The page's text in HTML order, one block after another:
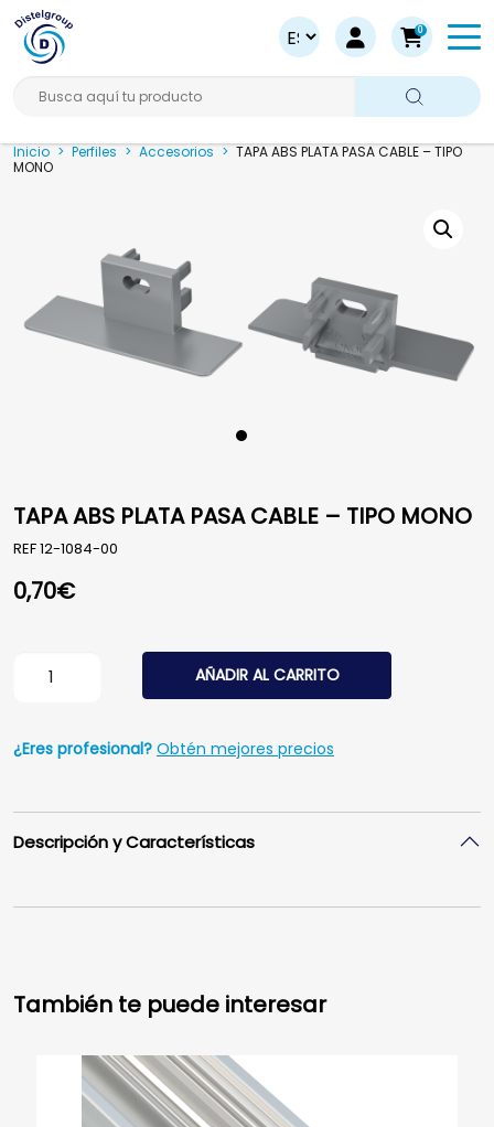
0
Busca aquí tu producto
Inicio > Perfiles > Accesorios > TAPA ABS PLATA PASA CABLE – TIPO
MONO
TAPA ABS PLATA PASA CABLE – TIPO MONO
REF12-1084-00
0,70€
TAPA ABS PLATA PASA CABLE - TIPO MONO cantidad
AÑADIR AL CARRITO
¿Eres profesional? Obtén mejores precios
Descripción y Características
También te puede interesar